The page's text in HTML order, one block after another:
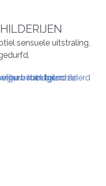
sensuele uitstraling,